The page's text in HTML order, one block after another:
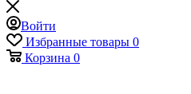
Войти
Избранные товары 0
Корзина 0